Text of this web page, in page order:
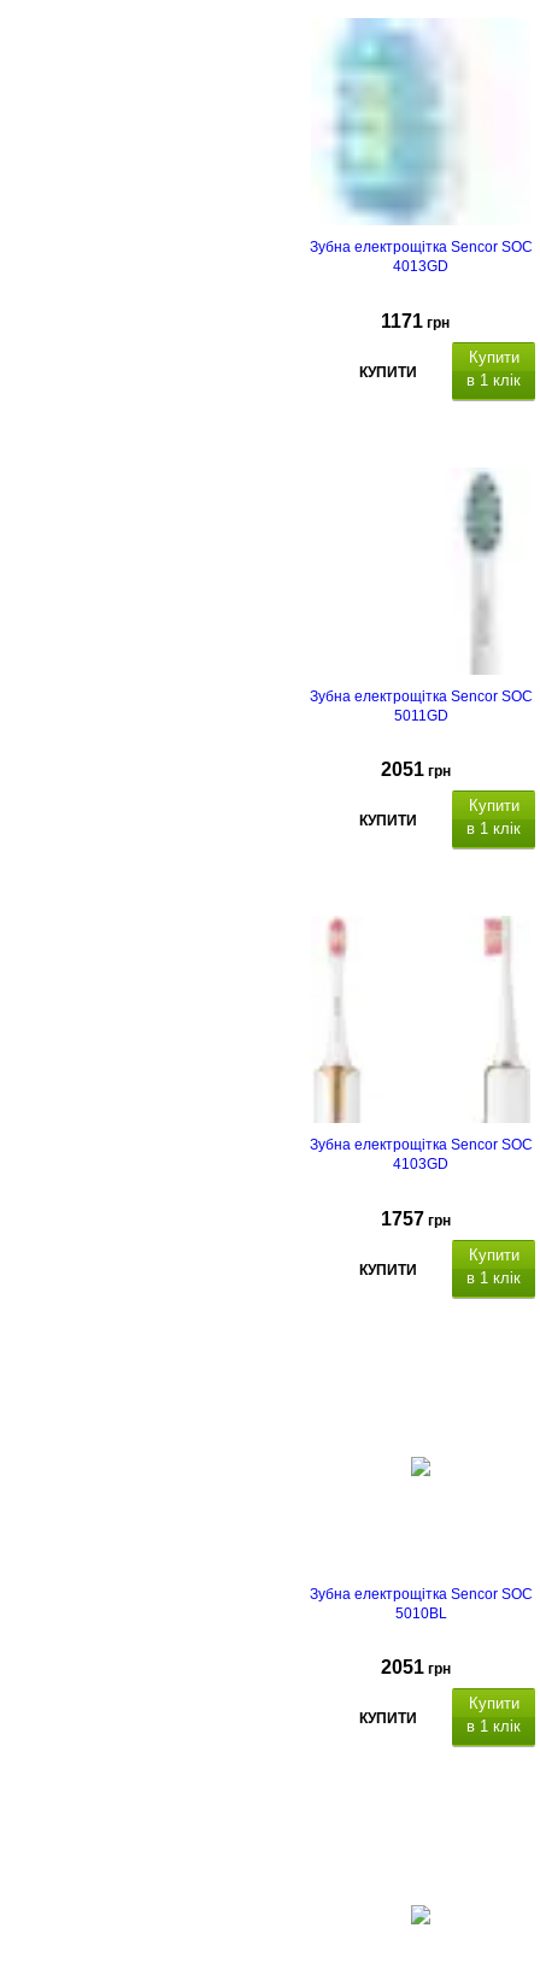
Зубна електрощітка Sencor SOC
4013GD
1171 грн
КУПИТИ
Купити
в 1 клік
Зубна електрощітка Sencor SOC
5011GD
2051 грн
КУПИТИ
Купити
в 1 клік
Зубна електрощітка Sencor SOC
4103GD
1757 грн
КУПИТИ
Купити
в 1 клік
Зубна електрощітка Sencor SOC
5010BL
2051 грн
КУПИТИ
Купити
в 1 клік